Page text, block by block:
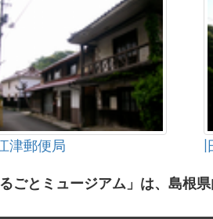
津郵便局
るごとミュージアム」は、島根